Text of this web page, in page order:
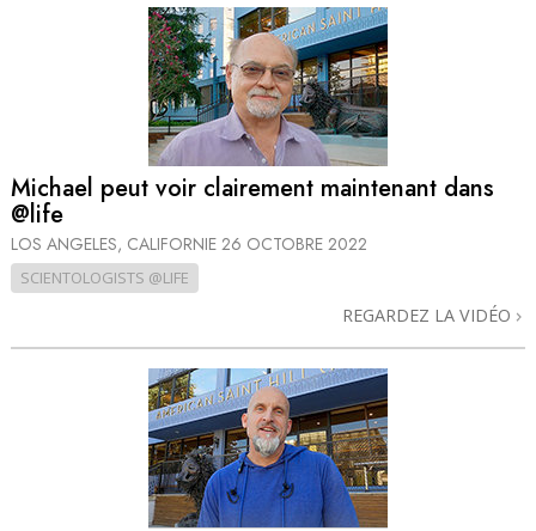
Michael peut voir clairement maintenant dans
@life
LOS ANGELES, CALIFORNIE 26 OCTOBRE 2022
SCIENTOLOGISTS @LIFE
REGARDEZ LA VIDÉO